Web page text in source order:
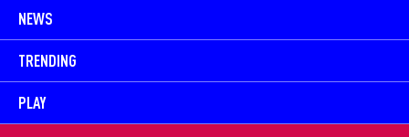
NEWS
TRENDING
PLAY